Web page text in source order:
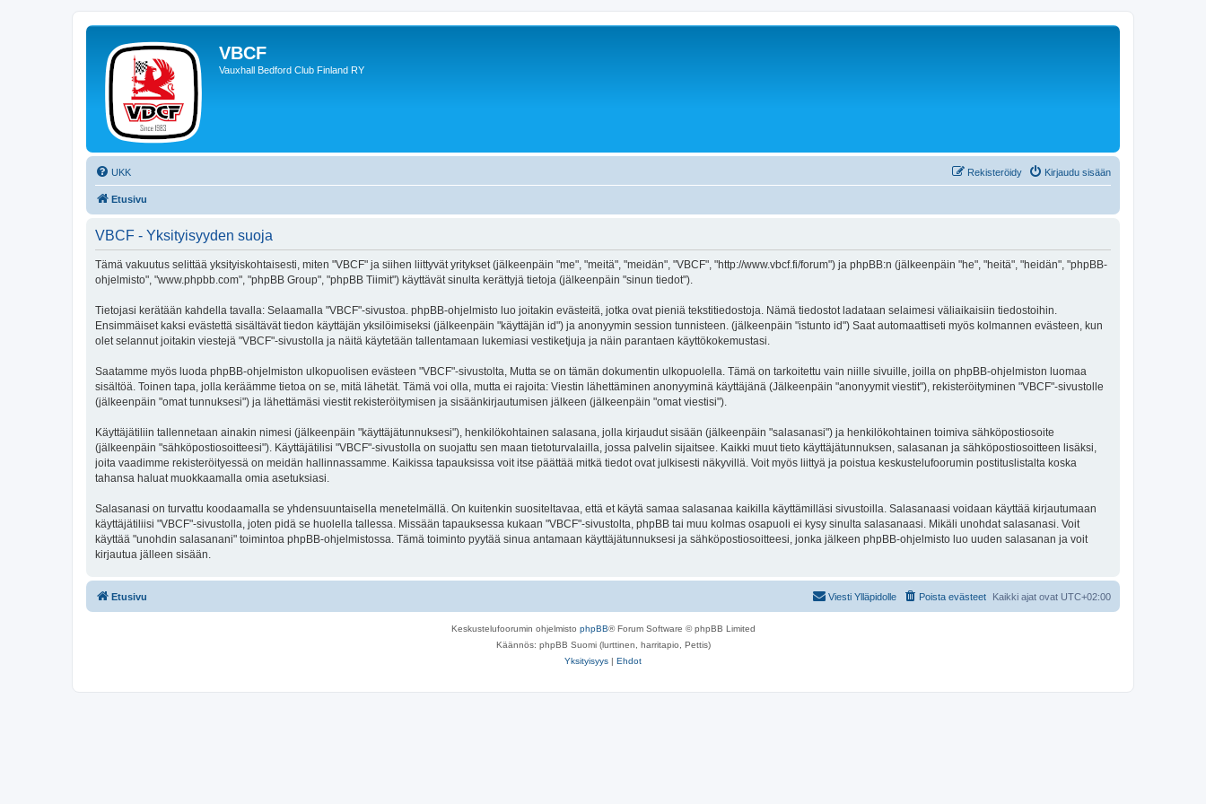
VBCF
Vauxhall Bedford Club Finland RY
UKK Kirjaudu sisään
Rekisteröidy
Etusivu
VBCF - Yksityisyyden suoja
Tämä vakuutus selittää yksityiskohtaisesti, miten "VBCF" ja siihen liittyvät yritykset (jälkeenpäin "me", "meitä", "meidän", "VBCF", "http://www.vbcf.fi/forum") ja phpBB:n (jälkeenpäin "he", "heitä", "heidän", "phpBB-
ohjelmisto", "www.phpbb.com", "phpBB Group", "phpBB Tiimit") käyttävät sinulta kerättyjä tietoja (jälkeenpäin "sinun tiedot").
Tietojasi kerätään kahdella tavalla: Selaamalla "VBCF"-sivustoa. phpBB-ohjelmisto luo joitakin evästeitä, jotka ovat pieniä tekstitiedostoja. Nämä tiedostot ladataan selaimesi väliaikaisiin tiedostoihin.
Ensimmäiset kaksi evästettä sisältävät tiedon käyttäjän yksilöimiseksi (jälkeenpäin "käyttäjän id") ja anonyymin session tunnisteen. (jälkeenpäin "istunto id") Saat automaattiseti myös kolmannen evästeen, kun
olet selannut joitakin viestejä "VBCF"-sivustolla ja näitä käytetään tallentamaan lukemiasi vestiketjuja ja näin parantaen käyttökokemustasi.
Saatamme myös luoda phpBB-ohjelmiston ulkopuolisen evästeen "VBCF"-sivustolta, Mutta se on tämän dokumentin ulkopuolella. Tämä on tarkoitettu vain niille sivuille, joilla on phpBB-ohjelmiston luomaa
sisältöä. Toinen tapa, jolla keräämme tietoa on se, mitä lähetät. Tämä voi olla, mutta ei rajoita: Viestin lähettäminen anonyyminä käyttäjänä (Jälkeenpäin "anonyymit viestit"), rekisteröityminen "VBCF"-sivustolle
(jälkeenpäin "omat tunnuksesi") ja lähettämäsi viestit rekisteröitymisen ja sisäänkirjautumisen jälkeen (jälkeenpäin "omat viestisi").
Käyttäjätiliin tallennetaan ainakin nimesi (jälkeenpäin "käyttäjätunnuksesi"), henkilökohtainen salasana, jolla kirjaudut sisään (jälkeenpäin "salasanasi") ja henkilökohtainen toimiva sähköpostiosoite
(jälkeenpäin "sähköpostiosoitteesi"). Käyttäjätilisi "VBCF"-sivustolla on suojattu sen maan tietoturvalailla, jossa palvelin sijaitsee. Kaikki muut tieto käyttäjätunnuksen, salasanan ja sähköpostiosoitteen lisäksi,
joita vaadimme rekisteröityessä on meidän hallinnassamme. Kaikissa tapauksissa voit itse päättää mitkä tiedot ovat julkisesti näkyvillä. Voit myös liittyä ja poistua keskustelufoorumin postituslistalta koska
tahansa haluat muokkaamalla omia asetuksiasi.
Salasanasi on turvattu koodaamalla se yhdensuuntaisella menetelmällä. On kuitenkin suositeltavaa, että et käytä samaa salasanaa kaikilla käyttämilläsi sivustoilla. Salasanaasi voidaan käyttää kirjautumaan
käyttäjätiliisi "VBCF"-sivustolla, joten pidä se huolella tallessa. Missään tapauksessa kukaan "VBCF"-sivustolta, phpBB tai muu kolmas osapuoli ei kysy sinulta salasanaasi. Mikäli unohdat salasanasi. Voit
käyttää "unohdin salasanani" toimintoa phpBB-ohjelmistossa. Tämä toiminto pyytää sinua antamaan käyttäjätunnuksesi ja sähköpostiosoitteesi, jonka jälkeen phpBB-ohjelmisto luo uuden salasanan ja voit
kirjautua jälleen sisään.
Etusivu Kaikki ajat ovat UTC+02:00
Poista evästeet
Viesti Ylläpidolle
Keskustelufoorumin ohjelmisto phpBB® Forum Software © phpBB Limited
Käännös: phpBB Suomi (lurttinen, harritapio, Pettis)
Yksityisyys | Ehdot